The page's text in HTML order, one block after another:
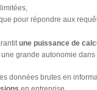
pour répondre aux
une puissance de
grande autonomie dans
données brutes en